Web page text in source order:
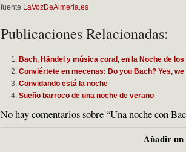
fuente LaVozDeAlmeria.es
Publicaciones Relacionadas:
Bach, Händel y música coral, en la Noche de los
Conviértete en mecenas: Do you Bach? Yes,
Convidando está la noche
Sueño barroco de una noche de verano
No hay comentarios sobre “Una noche con
Añadir un